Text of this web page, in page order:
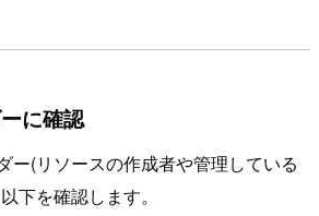
に確認
ー(リソースの作成者や管理している
下を確認します。